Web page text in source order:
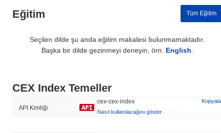
Eğitim Tüm Eğitim
Seçilen dilde şu anda eğitim makalesi bulunmamaktadır.
Başka bir dilde gezinmeyi deneyin, örn. English
CEX Index Temeller
API Kimliği
cex-cex-index
Kopyala
Nasıl kullanılacağını göster